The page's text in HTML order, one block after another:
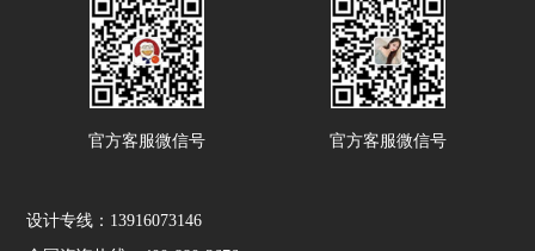
官方客服微信号 官方客服微信号
设计专线：13916073146